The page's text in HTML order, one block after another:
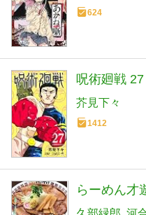
624
呪術廻戦
芥見下々
1412
らーめん才